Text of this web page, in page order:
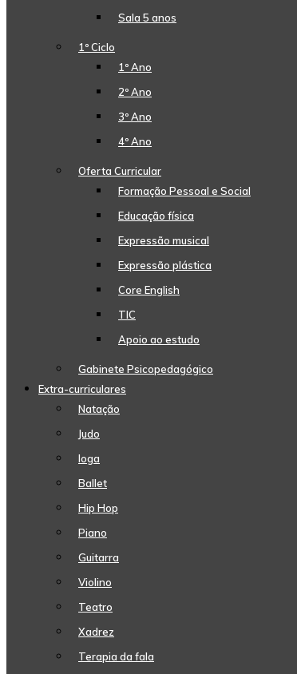
Sala 5 anos
1º Ciclo
1º Ano
2º Ano
3º Ano
4º Ano
Oferta Curricular
Formação Pessoal e Social
Educação física
Expressão musical
Expressão plástica
Core English
TIC
Apoio ao estudo
Gabinete Psicopedagógico
Extra-curriculares
Natação
Judo
Ioga
Ballet
Hip Hop
Piano
Guitarra
Violino
Teatro
Xadrez
Terapia da fala